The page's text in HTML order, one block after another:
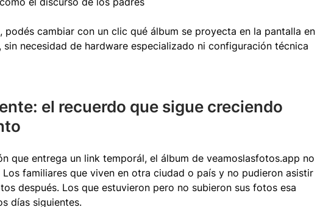
podés cambiar con un clic qué álbum se proyecta en la pantalla en
necesidad de hardware especializado ni configuración técnica
el recuerdo que sigue creciendo
que entrega un link temporál, el álbum de veamoslasfotos.app no
familiares que viven en otra ciudad o país y no pudieron asistir
después. Los que estuvieron pero no subieron sus fotos esa
días siguientes.